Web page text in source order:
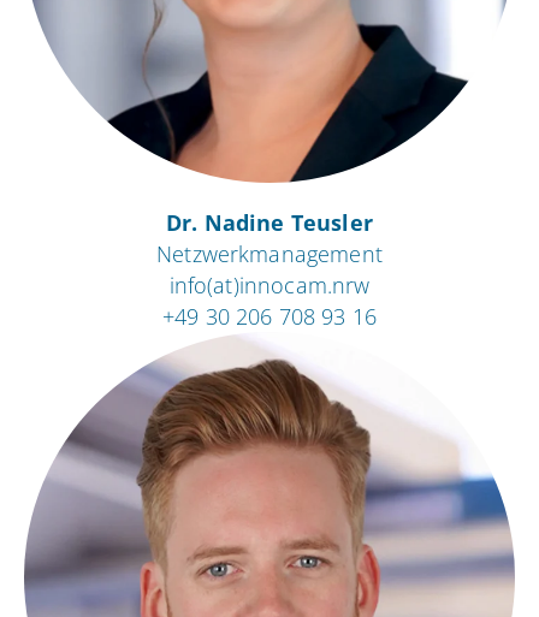
Dr. Nadine Teusler
Netzwerkmanagement
info(at)innocam.nrw
+49 30 206 708 93 16